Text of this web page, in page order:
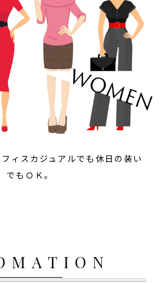
ィスカジュアルでも休日の装い
でもＯＫ。